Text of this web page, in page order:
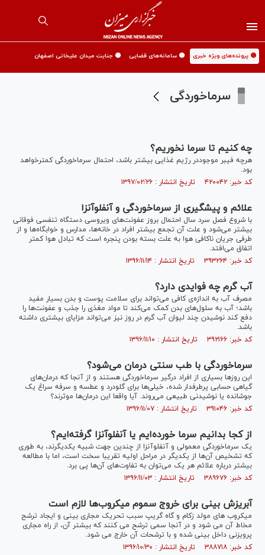
🟡 پرونده‌های ویژه خبری 🟡 سامانه‌های قضایی 🟡 جنایت میدان علیخانی اصفهان
سرماخوردگی
چه کنیم تا سرما نخوریم؟
هرچه فیبر موجوددر رژیم غذایی بیشتر باشد، احتمال سرماخوردگی کمترخواهد
بود.
کد خبر: ۴۲۰۰۴۲ تاریخ انتشار : ۱۳۹۷/۰۲/۲۶
علائم و پیشگیری از سرماخوردگی و آنفلوآنزا
با شروع فصل سرد سال احتمال بروز عفونت‌های ویروسی دستگاه تنفسی فوقانی
بیشتر می‌شود و علت آن تجمع بیشتر افراد در خانه‌ها، مدارس و خوابگاه‌ها و از
طرفی جریان ناکافی هوا به علت بسته بودن پنجره است که تبادل هوا کمتر
اتفاق می‌افتد.
کد خبر: ۳۹۳۲۶۴ تاریخ انتشار : ۱۳۹۶/۱۱/۱۴
آب گرم چه فوایدی دارد؟
مصرف آب به اندازه‌ی کافی می‌تواند برای سلامت پوست و بدن بسیار مفید
باشد؛ آب به سلول‌های بدن کمک می‌کند تا مواد مغذی را جذب و عفونت‌ها را
دفع کند نوشیدن چند لیوان آب گرم در روز نیز می‌تواند مزایای بیشتری داشته
باشد.
کد خبر: ۳۹۲۱۶۶ تاریخ انتشار : ۱۳۹۶/۱۱/۱۰
سرماخوردگی با طب سنتی درمان می‌شود؟
این روزها بسیاری از افراد درگیر سرماخوردگی هستند و از آنجا که درمان‌های
گیاهی حسابی پرطرفدار شده، خیلی‌ها برای گلودرد و عطسه و سرفه سراغ یک
جوشانده یا نوشیدنی طبیعی می‌روند. آیا واقعا این درمان‌ها موثرند؟
کد خبر: ۳۹۱۰۴۶ تاریخ انتشار : ۱۳۹۶/۱۱/۰۷
از کجا بدانیم سرما خورده‌ایم یا آنفلوآنزا گرفته‌ایم؟
یک سرماخوردگی معمولی و آنفلوآنزا از چندین جهت شبیه یکدیگرند، به طوری
که تشخیص آن‌ها از یکدیگر در مراحل اولیه تقریبا سخت است، اما با مطالعه
بیشتر درباره علائم هر یک می‌توان به تفاوت‌های آن‌ها پی برد.
کد خبر: ۳۸۹۶۷۶ تاریخ انتشار : ۱۳۹۶/۱۱/۰۳
آبریزش بینی برای خروج سموم میکروب‌ها لازم است
میکروب های مولد زکام و گاه گریپ سبب تحریک مجاری بینی و ایجاد ترشح
مخاط آن می شود و در آنجا سمی ترشح می کنند که بیشتر آن، از راه مجاری
پرویزنی داخل بینی شده و با ترشحات آن خارج می شود.
کد خبر: ۳۸۸۷۱۸ تاریخ انتشار : ۱۳۹۶/۱۰/۳۰